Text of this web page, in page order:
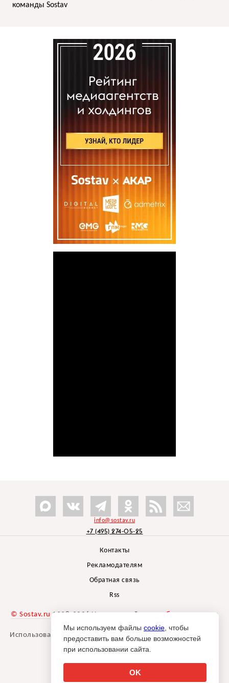
команды Sostav
info@sostav.ru
+7 (495) 274-05-25
Контакты
Рекламодателям
Обратная связь
Rss
© Sostav.ru 1998-2026 Независимый проектбрендингового
агентства Depot
Использование материалов Sostav.ru допустимо только при
указании источника.
Мы используем файлы cookie , чтобы
предоставить вам больше возможностей
при использовании сайта.
OK